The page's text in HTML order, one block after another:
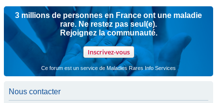
3 millions de personnes en France ont une maladie
rare. Ne restez pas seul(e).
Rejoignez la communauté.
Inscrivez-vous
Ce forum est un service de Maladies Rares Info Services
Nous contacter